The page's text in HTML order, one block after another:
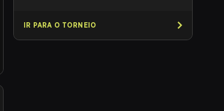
IR PARA O TORNEIO